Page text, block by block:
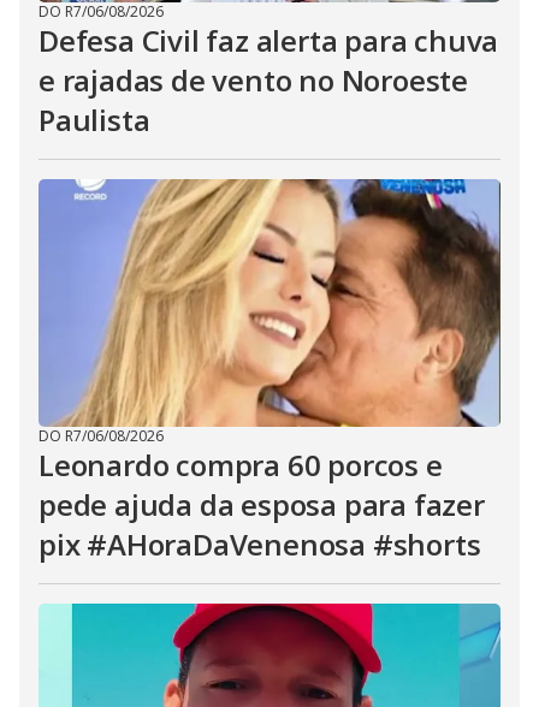
DO R7/06/08/2026
Defesa Civil faz alerta para chuva
e rajadas de vento no Noroeste
Paulista
DO R7/06/08/2026
Leonardo compra 60 porcos e
pede ajuda da esposa para fazer
pix #AHoraDaVenenosa #shorts